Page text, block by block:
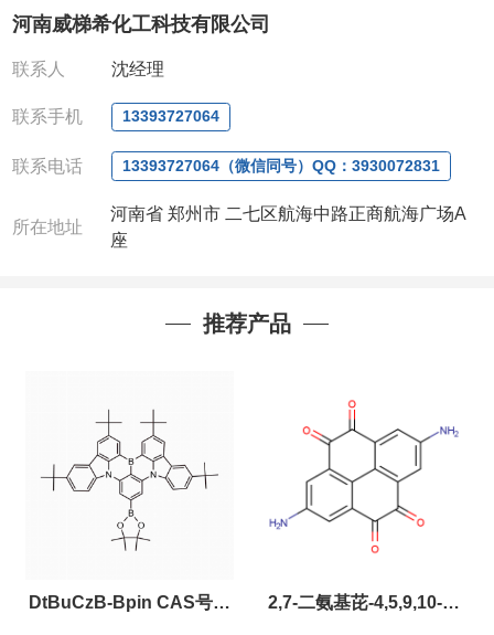
尔法,会让您事半功倍!!!
电话:13393727064（微信）
0371-63377391、
联系人：杨经理
信联系)
注：店铺内只有部分产品，如需其他产品也可
咨询定制！
以下是公司部分现货产品，同类也均可提供，
河南威梯希化工科技有限公司
联系人 沈经理
联系手机 13393727064
联系电话 13393727064（微信同号）QQ：3930072831
所在地址
河南省 郑州市 二七区航海中路正商航海广场A
座
推荐产品
DtBuCzB-Bpin CAS号： 2,7-二氨基芘-4,5,9,10-四